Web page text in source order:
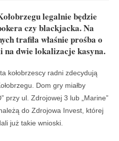
legalnie będzie
czy blackjacka. Na
trafiła właśnie prośba o
dwie lokalizacje kasyna.
kołobrzescy radni zdecydują
Dom gry miałby
” przy ul. Zdrojowej 3 lub „Marine”
do Zdrojowa Invest, której
już takie wnioski.